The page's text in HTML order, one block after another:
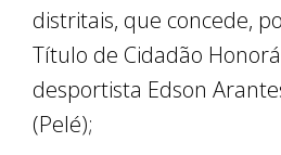
distritais, que concede,
Título de Cidadão
desportista Edson
(Pelé);